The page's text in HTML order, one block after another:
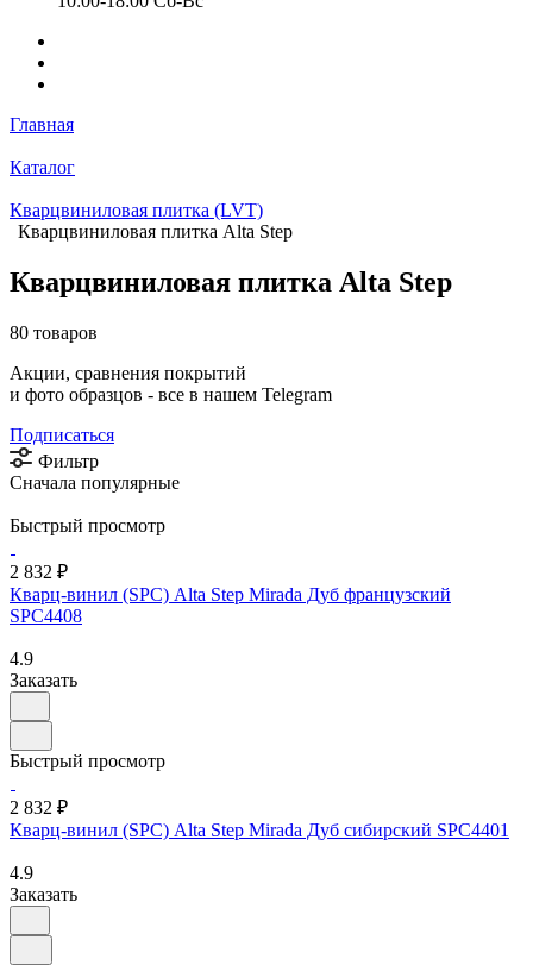
Главная
Каталог
Кварцвиниловая плитка (LVT)
Кварцвиниловая плитка Alta Step
Кварцвиниловая плитка Alta Step
80 товаров
Акции, сравнения покрытий
и фото образцов - все в нашем Telegram
Подписаться
Фильтр
Сначала популярные
Быстрый просмотр
2 832 ₽
Кварц-винил (SPC) Alta Step Mirada Дуб французский
SPC4408
4.9
Заказать
Быстрый просмотр
2 832 ₽
Кварц-винил (SPC) Alta Step Mirada Дуб сибирский SPC4401
4.9
Заказать